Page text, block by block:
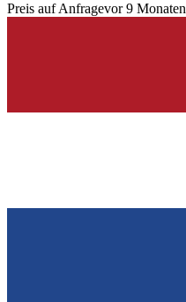
Preis auf Anfragevor 9 Monaten